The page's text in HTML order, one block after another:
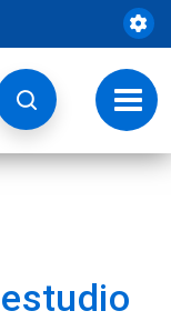
Botón
de